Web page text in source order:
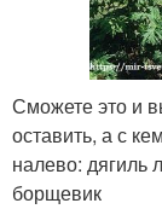
Сможете это и
оставить, а с
налево: дягиль
борщевик